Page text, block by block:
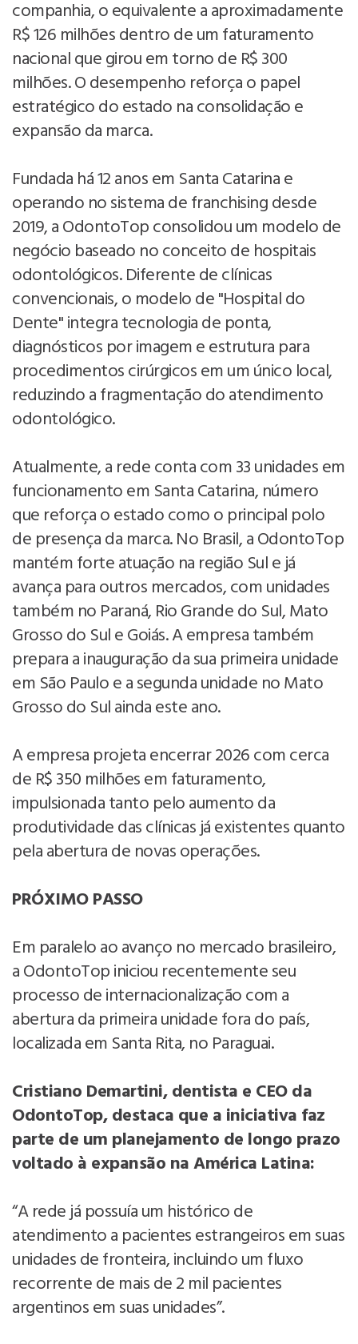
companhia, o equivalente a aproximadamente
R$ 126 milhões dentro de um faturamento
nacional que girou em torno de R$ 300
milhões. O desempenho reforça o papel
estratégico do estado na consolidação e
expansão da marca.
Fundada há 12 anos em Santa Catarina e
operando no sistema de franchising desde
2019, a OdontoTop consolidou um modelo de
negócio baseado no conceito de hospitais
odontológicos. Diferente de clínicas
convencionais, o modelo de "Hospital do
Dente" integra tecnologia de ponta,
diagnósticos por imagem e estrutura para
procedimentos cirúrgicos em um único local,
reduzindo a fragmentação do atendimento
odontológico.
Atualmente, a rede conta com 33 unidades em
funcionamento em Santa Catarina, número
que reforça o estado como o principal polo
de presença da marca. No Brasil, a OdontoTop
mantém forte atuação na região Sul e já
avança para outros mercados, com unidades
também no Paraná, Rio Grande do Sul, Mato
Grosso do Sul e Goiás. A empresa também
prepara a inauguração da sua primeira unidade
em São Paulo e a segunda unidade no Mato
Grosso do Sul ainda este ano.
A empresa projeta encerrar 2026 com cerca
de R$ 350 milhões em faturamento,
impulsionada tanto pelo aumento da
produtividade das clínicas já existentes quanto
pela abertura de novas operações.
PRÓXIMO PASSO
Em paralelo ao avanço no mercado brasileiro,
a OdontoTop iniciou recentemente seu
processo de internacionalização com a
abertura da primeira unidade fora do país,
localizada em Santa Rita, no Paraguai.
Cristiano Demartini, dentista e CEO da
OdontoTop, destaca que a iniciativa faz
parte de um planejamento de longo prazo
voltado à expansão na América Latina:
“A rede já possuía um histórico de
atendimento a pacientes estrangeiros em suas
unidades de fronteira, incluindo um fluxo
recorrente de mais de 2 mil pacientes
argentinos em suas unidades”.